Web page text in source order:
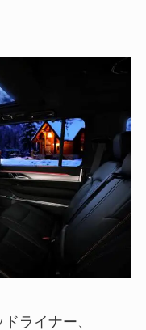
ライナー、